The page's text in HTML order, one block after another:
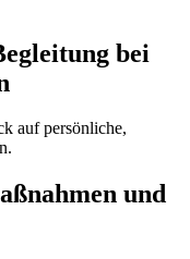
bei
auf persönliche,
und